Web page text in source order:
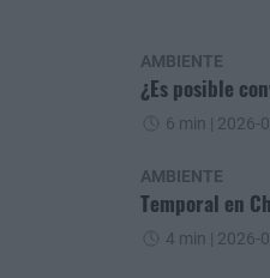
AMBIENTE
¿Es posible
6 min | 2026-
AMBIENTE
Temporal en
4 min | 2026-